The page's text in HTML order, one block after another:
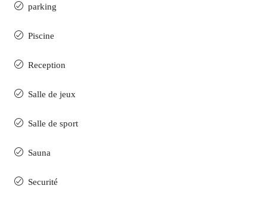
parking
Piscine
Reception
Salle de jeux
Salle de sport
Sauna
Securité